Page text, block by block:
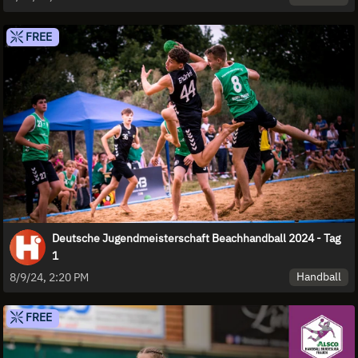
FREE
Deutsche Jugendmeisterschaft Beachhandball 2024 - Tag
1
8/9/24, 2:20 PM
Handball
FREE